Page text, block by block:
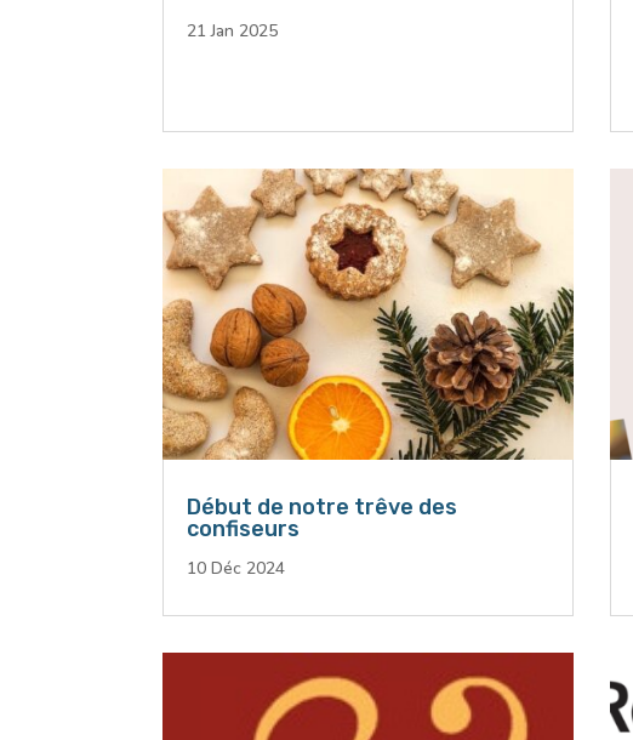
21 Jan 2025
Début de notre trêve des
confiseurs
10 Déc 2024